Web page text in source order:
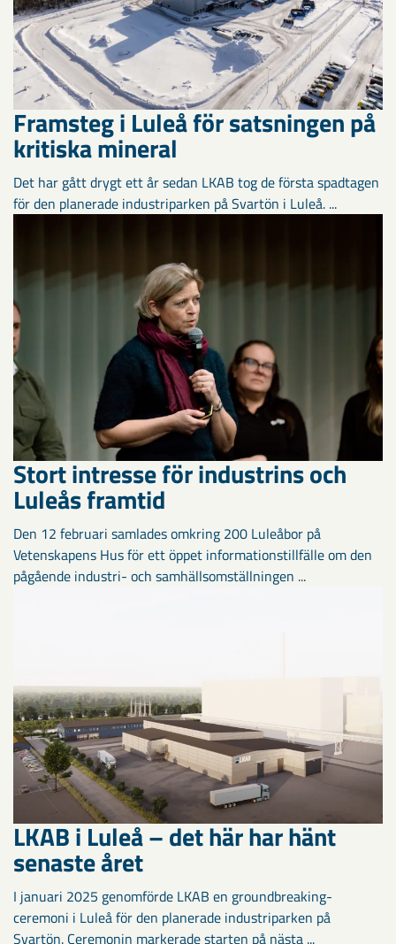
Framsteg i Luleå för satsningen på
kritiska mineral
Det har gått drygt ett år sedan LKAB tog de första spadtagen
för den planerade industriparken på Svartön i Luleå. ...
Stort intresse för industrins och
Luleås framtid
Den 12 februari samlades omkring 200 Luleåbor på
Vetenskapens Hus för ett öppet informationstillfälle om den
pågående industri- och samhällsomställningen ...
LKAB i Luleå – det här har hänt
senaste året
I januari 2025 genomförde LKAB en groundbreaking-
ceremoni i Luleå för den planerade industriparken på
Svartön. Ceremonin markerade starten på nästa ...